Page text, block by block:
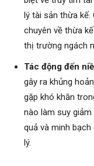
lý tài sản thừa
chuyên về thừa
thị trường ngách
Tác động đến
gây ra khủng
gặp khó khăn
nào làm suy
quả và minh bạch
lý.